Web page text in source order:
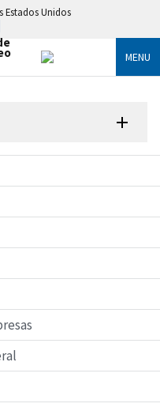
Estados Unidos
MENU